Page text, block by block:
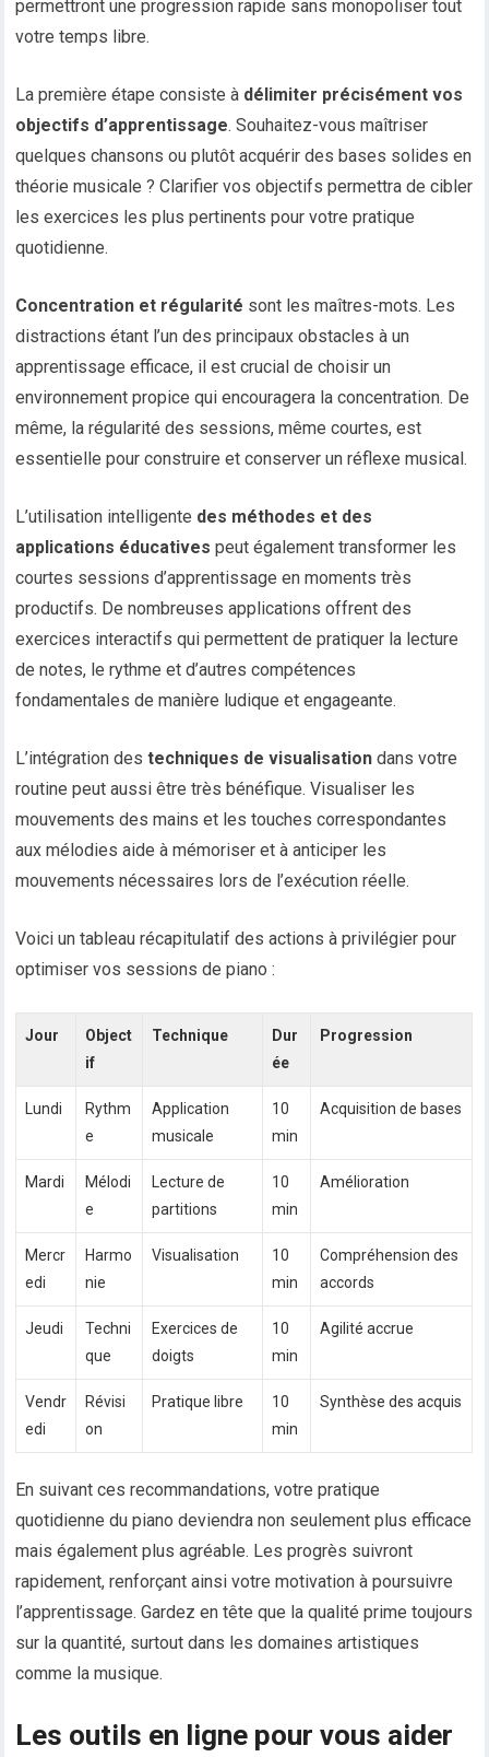
permettront une progression rapide sans monopoliser tout
votre temps libre.
La première étape consiste à délimiter précisément vos
objectifs d’apprentissage. Souhaitez-vous maîtriser
quelques chansons ou plutôt acquérir des bases solides en
théorie musicale ? Clarifier vos objectifs permettra de cibler
les exercices les plus pertinents pour votre pratique
quotidienne.
Concentration et régularité sont les maîtres-mots. Les
distractions étant l’un des principaux obstacles à un
apprentissage efficace, il est crucial de choisir un
environnement propice qui encouragera la concentration. De
même, la régularité des sessions, même courtes, est
essentielle pour construire et conserver un réflexe musical.
L’utilisation intelligente des méthodes et des
applications éducatives peut également transformer les
courtes sessions d’apprentissage en moments très
productifs. De nombreuses applications offrent des
exercices interactifs qui permettent de pratiquer la lecture
de notes, le rythme et d’autres compétences
fondamentales de manière ludique et engageante.
L’intégration destechniques de visualisation dans votre
routine peut aussi être très bénéfique. Visualiser les
mouvements des mains et les touches correspondantes
aux mélodies aide à mémoriser et à anticiper les
mouvements nécessaires lors de l’exécution réelle.
Voici un tableau récapitulatif des actions à privilégier pour
optimiser vos sessions de piano :
Jour
Object
if
Technique
Dur
ée
Progression
Lundi
Rythm
e
Application
musicale
10
min
Acquisition de bases
Mardi
Mélodi
e
Lecture de
partitions
10
min
Amélioration
Mercr
edi
Harmo
nie
Visualisation
10
min
Compréhension des
accords
Jeudi
Techni
que
Exercices de
doigts
10
min
Agilité accrue
Vendr
edi
Révisi
on
Pratique libre
10
min
Synthèse des acquis
En suivant ces recommandations, votre pratique
quotidienne du piano deviendra non seulement plus efficace
mais également plus agréable. Les progrès suivront
rapidement, renforçant ainsi votre motivation à poursuivre
l’apprentissage. Gardez en tête que la qualité prime toujours
sur la quantité, surtout dans les domaines artistiques
comme la musique.
Les outils en ligne pour vous aider